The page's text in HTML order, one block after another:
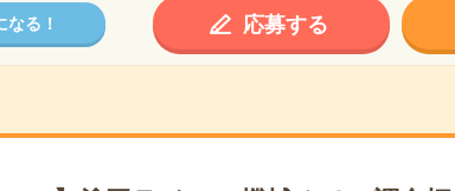
なる！ 応募する